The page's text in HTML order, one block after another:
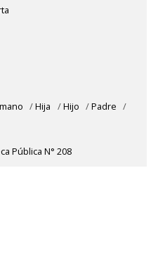
/Hija /Hijo /Padre /
Pública N° 208